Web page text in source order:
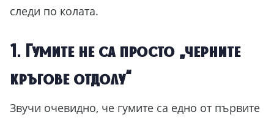
следи по колата.
1. Гумите не са просто „черните
кръгове отдолу“
Звучи очевидно, че гумите са едно от първите